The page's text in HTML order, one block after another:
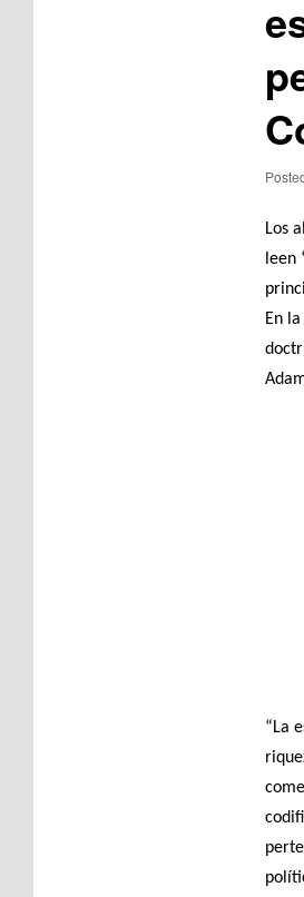
Los
leen
En
“La